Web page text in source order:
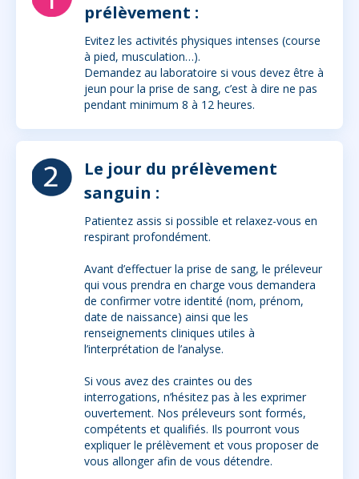
prélèvement :
Evitez les activités physiques intenses (course
à pied, musculation…).
Demandez au laboratoire si vous devez être à
jeun pour la prise de sang, c’est à dire ne pas
pendant minimum 8 à 12 heures.
Le jour du prélèvement
sanguin :
Patientez assis si possible et relaxez-vous en
respirant profondément.
Avant d’effectuer la prise de sang, le préleveur
qui vous prendra en charge vous demandera
de confirmer votre identité (nom, prénom,
date de naissance) ainsi que les
renseignements cliniques utiles à
l’interprétation de l’analyse.
Si vous avez des craintes ou des
interrogations, n’hésitez pas à les exprimer
ouvertement. Nos préleveurs sont formés,
compétents et qualifiés. Ils pourront vous
expliquer le prélèvement et vous proposer de
vous allonger afin de vous détendre.